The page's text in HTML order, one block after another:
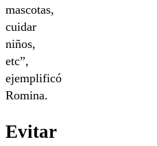
mascotas,
cuidar
niños,
etc”,
ejemplificó
Romina.
Evitar